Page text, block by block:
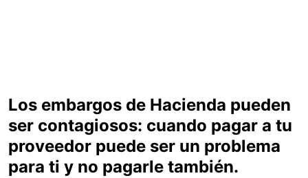
Los embargos de Hacienda pueden
ser contagiosos: cuando pagar a tu
proveedor puede ser un problema
para ti y no pagarle también.